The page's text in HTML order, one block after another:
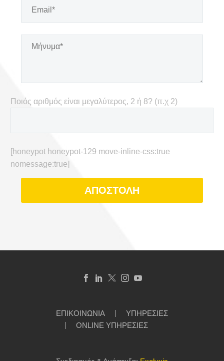
Ποιός αριθμός είναι μεγαλύτερος, 2 ή 8? (π.χ 2)
[honeypot honeypot-129 move-inline-css:true
nomessage:true]
ΕΠΙΚΟΙΝΩΝΙΑ
ΥΠΗΡΕΣΙΕΣ
ONLINE ΥΠΗΡΕΣΙΕΣ